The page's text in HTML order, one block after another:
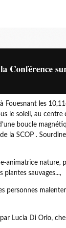
Conférence
Fouesnant les
le soleil, au
boucle
la SCOP .
animatrice nature,
plantes sauvages...,
personnes
Lucia Di Orio,